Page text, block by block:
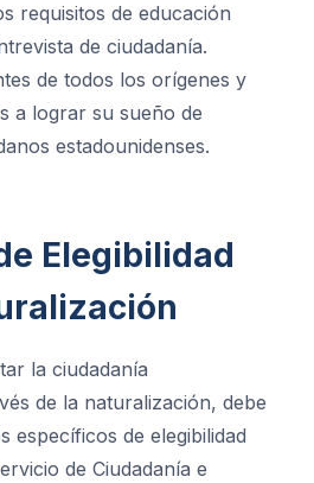
requisitos de educación
de ciudadanía.
de todos los orígenes y
a lograr su sueño de
estadounidenses.
Elegibilidad
la ciudadanía
de la naturalización, debe
específicos de elegibilidad
de Ciudadanía e